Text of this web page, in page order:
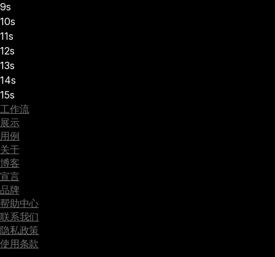
9s
10s
11s
12s
13s
14s
15s
工作流
展示
用例
关于
博客
宣言
品牌
帮助中心
联系我们
隐私政策
使用条款